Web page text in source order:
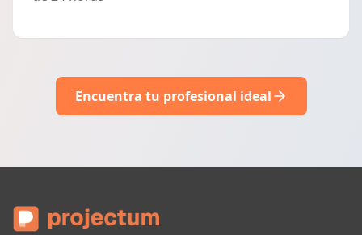
Encuentra tu profesional ideal